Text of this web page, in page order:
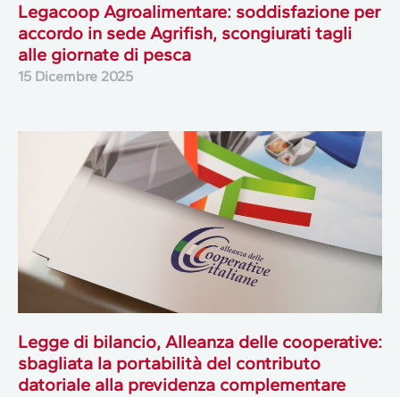
Legacoop Agroalimentare: soddisfazione per
accordo in sede Agrifish, scongiurati tagli
alle giornate di pesca
15 Dicembre 2025
Legge di bilancio, Alleanza delle cooperative:
sbagliata la portabilità del contributo
datoriale alla previdenza complementare